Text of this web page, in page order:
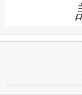
quality
BESS
からシ
す。ノ
ートル
トに対
では、